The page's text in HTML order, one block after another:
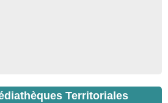
Territoriales